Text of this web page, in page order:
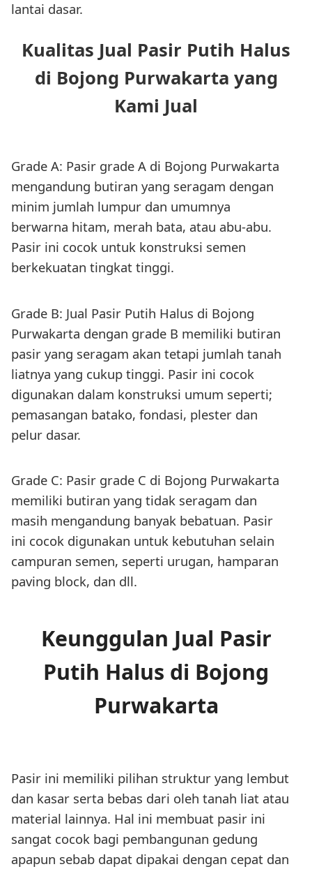
lantai dasar.
Kualitas Jual Pasir Putih Halus
di Bojong Purwakarta yang
Kami Jual
Grade A: Pasir grade A di Bojong Purwakarta
mengandung butiran yang seragam dengan
minim jumlah lumpur dan umumnya
berwarna hitam, merah bata, atau abu-abu.
Pasir ini cocok untuk konstruksi semen
berkekuatan tingkat tinggi.
Grade B: Jual Pasir Putih Halus di Bojong
Purwakarta dengan grade B memiliki butiran
pasir yang seragam akan tetapi jumlah tanah
liatnya yang cukup tinggi. Pasir ini cocok
digunakan dalam konstruksi umum seperti;
pemasangan batako, fondasi, plester dan
pelur dasar.
Grade C: Pasir grade C di Bojong Purwakarta
memiliki butiran yang tidak seragam dan
masih mengandung banyak bebatuan. Pasir
ini cocok digunakan untuk kebutuhan selain
campuran semen, seperti urugan, hamparan
paving block, dan dll.
Keunggulan Jual Pasir
Putih Halus di Bojong
Purwakarta
Pasir ini memiliki pilihan struktur yang lembut
dan kasar serta bebas dari oleh tanah liat atau
material lainnya. Hal ini membuat pasir ini
sangat cocok bagi pembangunan gedung
apapun sebab dapat dipakai dengan cepat dan